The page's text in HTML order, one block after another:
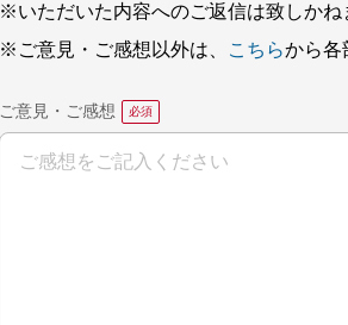
※いただいた内容へのご返信は致しかね
※ご意見・ご感想以外は、
こちらから各
ご意見・ご感想